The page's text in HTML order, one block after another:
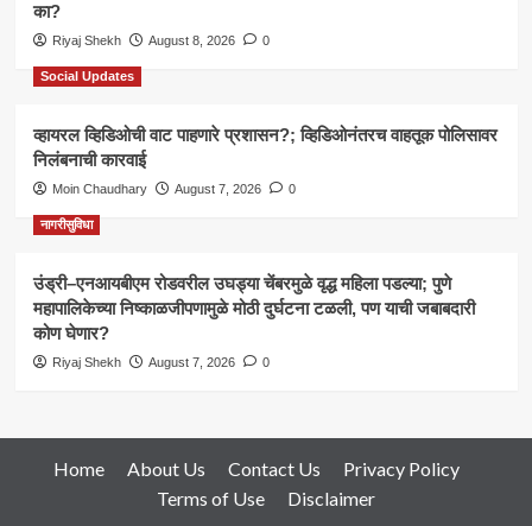
का?
Riyaj Shekh August 8, 2026 0
Social Updates
व्हायरल व्हिडिओची वाट पाहणारे प्रशासन?; व्हिडिओनंतरच वाहतूक पोलिसावर
निलंबनाची कारवाई
Moin Chaudhary August 7, 2026 0
नागरीसुविधा
उंड्री–एनआयबीएम रोडवरील उघड्या चेंबरमुळे वृद्ध महिला पडल्या; पुणे
महापालिकेच्या निष्काळजीपणामुळे मोठी दुर्घटना टळली, पण याची जबाबदारी
कोण घेणार?
Riyaj Shekh August 7, 2026 0
Home About Us Contact Us
Privacy Policy
Terms of Use
Disclaimer